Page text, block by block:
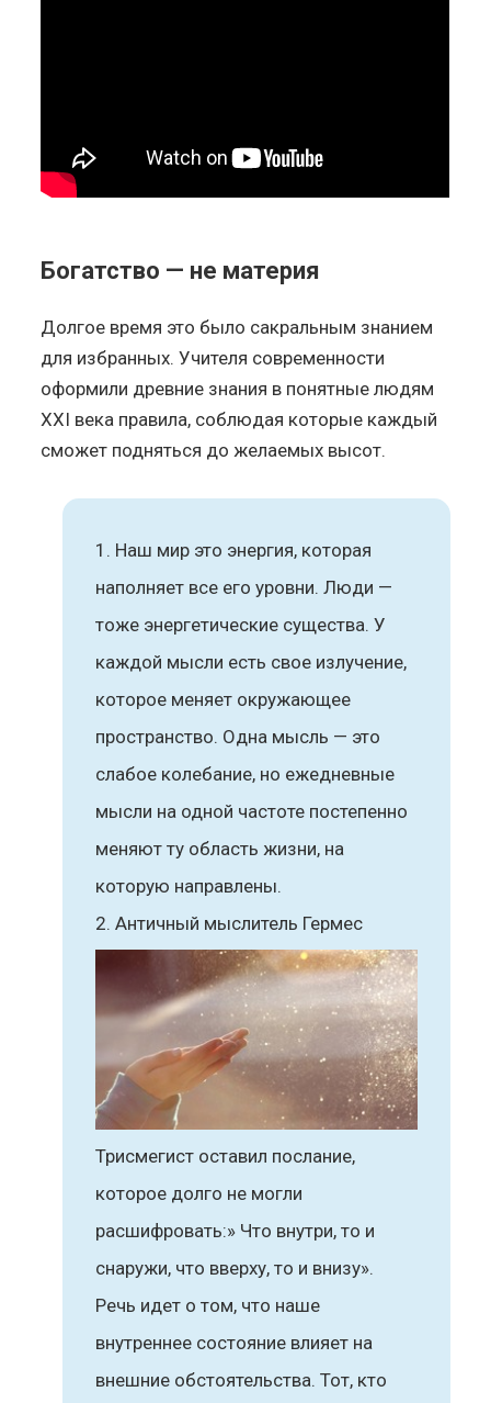
Богатство — не материя
Долгое время это было сакральным знанием
для избранных. Учителя современности
оформили древние знания в понятные людям
XXI века правила, соблюдая которые каждый
сможет подняться до желаемых высот.
Наш мир это энергия, которая
наполняет все его уровни. Люди —
тоже энергетические существа. У
каждой мысли есть свое излучение,
которое меняет окружающее
пространство. Одна мысль — это
слабое колебание, но ежедневные
мысли на одной частоте постепенно
меняют ту область жизни, на
которую направлены.
Античный мыслитель Гермес
Трисмегист оставил послание,
которое долго не могли
расшифровать:» Что внутри, то и
снаружи, что вверху, то и внизу».
Речь идет о том, что наше
внутреннее состояние влияет на
внешние обстоятельства. Тот, кто